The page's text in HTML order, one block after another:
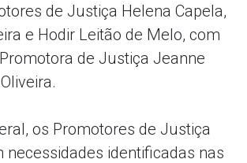
de Justiça Helena Capela,
e Hodir Leitão de Melo, com
de Justiça Jeanne
os Promotores de Justiça
necessidades identificadas nas